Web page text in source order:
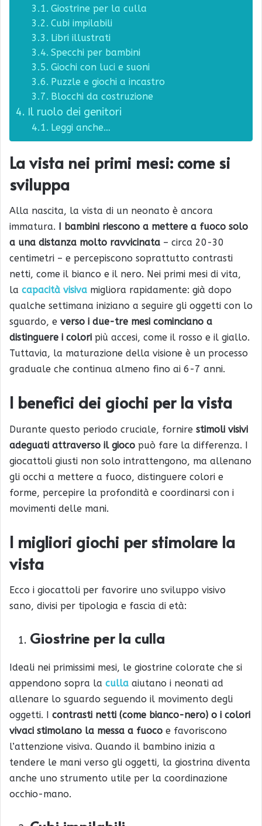
Giostrine per la culla
Cubi impilabili
Libri illustrati
Specchi per bambini
Giochi con luci e suoni
Puzzle e giochi a incastro
Blocchi da costruzione
Il ruolo dei genitori
Leggi anche…
La vista nei primi mesi: come si
sviluppa
Alla nascita, la vista di un neonato è ancora
immatura.
I bambini riescono a mettere a fuoco solo
a una distanza molto ravvicinata – circa 20-30
centimetri – e percepiscono soprattutto contrasti
netti, come il bianco e il nero. Nei primi mesi di vita,
la capacità visiva migliora rapidamente: già dopo
qualche settimana iniziano a seguire gli oggetti con lo
sguardo, e verso i due-tre mesi cominciano a
distinguere i colori più accesi, come il rosso e il giallo.
Tuttavia, la maturazione della visione è un processo
graduale che continua almeno fino ai 6-7 anni.
I benefici dei giochi per la vista
Durante questo periodo cruciale, fornire stimoli visivi
adeguati attraverso il gioco può fare la differenza. I
giocattoli giusti non solo intrattengono, ma allenano
gli occhi a mettere a fuoco, distinguere colori e
forme, percepire la profondità e coordinarsi con i
movimenti delle mani.
I migliori giochi per stimolare la
vista
Ecco i giocattoli per favorire uno sviluppo visivo
sano, divisi per tipologia e fascia di età:
Giostrine per la culla
Ideali nei primissimi mesi, le giostrine colorate che si
appendono sopra la culla aiutano i neonati ad
allenare lo sguardo seguendo il movimento degli
oggetti. I contrasti netti (come bianco-nero) o i colori
vivaci stimolano la messa a fuoco e favoriscono
l’attenzione visiva. Quando il bambino inizia a
tendere le mani verso gli oggetti, la giostrina diventa
anche uno strumento utile per la coordinazione
occhio-mano.